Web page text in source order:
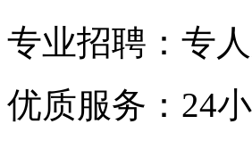
专业招聘：专
优质服务：24